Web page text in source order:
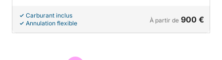
Carburant inclus
Annulation flexible
À partir de 900 €